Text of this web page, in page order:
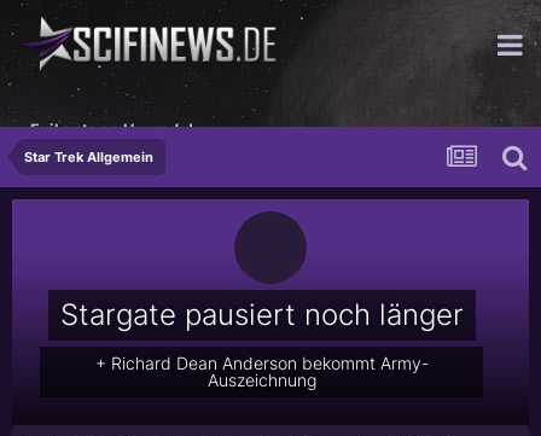
Evil gets an Upgrade!
Star Trek Allgemein
Stargate pausiert noch länger
+ Richard Dean Anderson bekommt Army-
Auszeichnung